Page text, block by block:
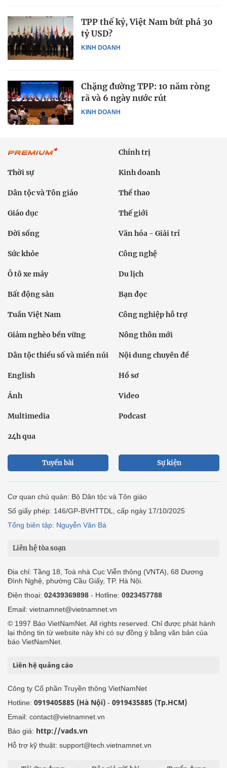
KINH DOANH
TPP thế kỷ, Việt Nam bứt phá 30
tỷ USD?
KINH DOANH
Chặng đường TPP: 10 năm ròng
rã và 6 ngày nước rút
Chính trị
Thời sự Kinh doanh
Dân tộc và Tôn giáo Thể thao
Giáo dục Thế giới
Đời sống Văn hóa - Giải trí
Sức khỏe Công nghệ
Ô tô xe máy Du lịch
Bất động sản Bạn đọc
Tuần Việt Nam Công nghiệp hỗ trợ
Giảm nghèo bền vững Nông thôn mới
Dân tộc thiểu số và miền núi Nội dung chuyên đề
English Hồ sơ
Ảnh Video
Multimedia Podcast
24h qua
Tuyến bài Sự kiện
Cơ quan chủ quản: Bộ Dân tộc và Tôn giáo
Số giấy phép: 146/GP-BVHTTDL, cấp ngày 17/10/2025
Tổng biên tập: Nguyễn Văn Bá
Liên hệ tòa soạn
Địa chỉ: Tầng 18, Toà nhà Cục Viễn thông (VNTA), 68 Dương
Đình Nghệ, phường Cầu Giấy, TP. Hà Nội.
Điện thoại: 02439369898 - Hotline: 0923457788
Email: vietnamnet@vietnamnet.vn
© 1997 Báo VietNamNet. All rights reserved. Chỉ được phát hành
lại thông tin từ website này khi có sự đồng ý bằng văn bản của
báo VietNamNet.
Liên hệ quảng cáo
Công ty Cổ phần Truyền thông VietNamNet
Hotline: 0919405885 (Hà Nội) - 0919435885 (Tp.HCM)
Email: contact@vietnamnet.vn
Báo giá: http://vads.vn
Hỗ trợ kỹ thuật: support@tech.vietnamnet.vn